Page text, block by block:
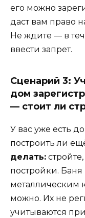
его можно
даст вам право
Не ждите — в
ввести запрет.
Сценарий 3:
дом
— стоит ли
У вас уже есть
построить ли
делать:
постройки. Баня
металлическим
можно. Их не
учитываются